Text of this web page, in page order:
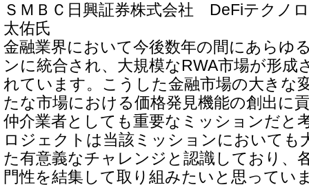
ＳＭＢＣ日興証券株式会社 DeFiテクノ
太佑氏
金融業界において今後数年の間にあらゆ
ンに統合され、大規模なRWA市場が形成
れています。こうした金融市場の大きな
たな市場における価格発見機能の創出に
仲介業者としても重要なミッションだと
ロジェクトは当該ミッションにおいても
た有意義なチャレンジと認識しており、
門性を結集して取り組みたいと思ってい